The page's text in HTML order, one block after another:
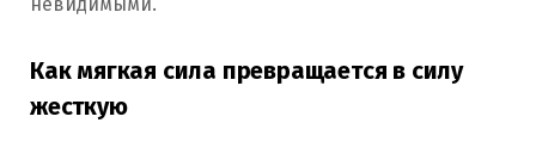
Как мягкая сила превращается в силу
жесткую